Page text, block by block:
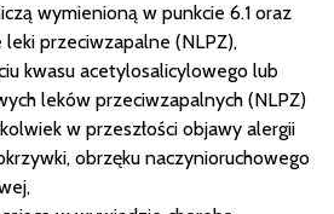
wymienioną w punkcie 6.1 oraz
przeciwzapalne (NLPZ),
kwasu acetylosalicylowego lub
leków przeciwzapalnych (NLPZ)
w przeszłości objawy alergii
obrzęku naczynioruchowego